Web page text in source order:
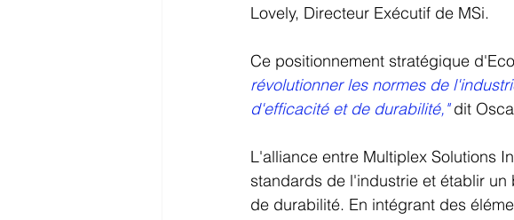
Lovely, Directeur Exécutif de MSi.
Ce positionnement stratégique
révolutionner les normes de
d'efficacité et de durabilité," dit
L'alliance entre Multiplex Solutions
standards de l'industrie et établir
de durabilité. En intégrant des